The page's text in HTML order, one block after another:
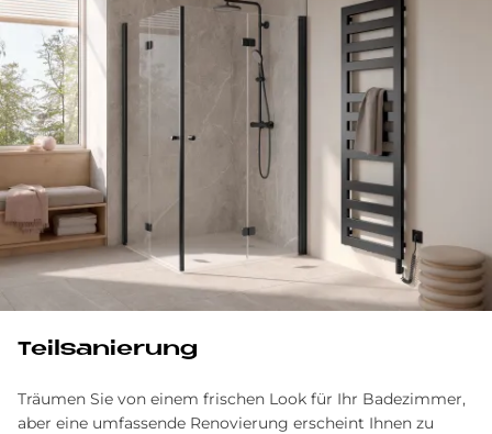
Teilsanierung
Träumen Sie von einem frischen Look für Ihr Badezimmer,
aber eine umfassende Renovierung erscheint Ihnen zu